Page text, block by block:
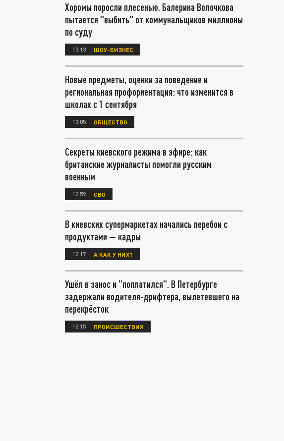
Хоромы поросли плесенью. Балерина Волочкова
пытается "выбить" от коммунальщиков миллионы
по суду
13:13 ШОУ-БИЗНЕС
Новые предметы, оценки за поведение и
региональная профориентация: что изменится в
школах с 1 сентября
13:05 ОБЩЕСТВО
Секреты киевского режима в эфире: как
британские журналисты помогли русским
военным
12:59 СВО
В киевских супермаркетах начались перебои с
продуктами — кадры
12:17 А КАК У НИХ?
Ушёл в занос и "поплатился". В Петербурге
задержали водителя-дрифтера, вылетевшего на
перекрёсток
12:15 ПРОИСШЕСТВИЯ